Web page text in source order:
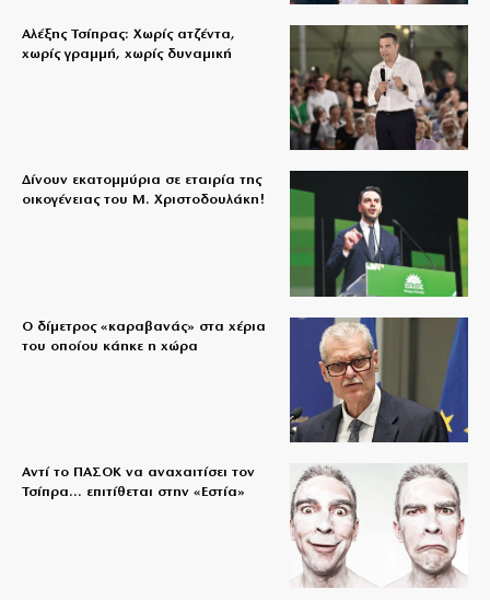
Αλέξης Τσίπρας: Χωρίς ατζέντα,
χωρίς γραμμή, χωρίς δυναμική
Δίνουν εκατομμύρια σε εταιρία της
οικογένειας του Μ. Χριστοδουλάκη!
Ο δίμετρος «καραβανάς» στα χέρια
του οποίου κάηκε η χώρα
Αντί το ΠΑΣΟΚ να αναχαιτίσει τον
Τσίπρα… επιτίθεται στην «Εστία»